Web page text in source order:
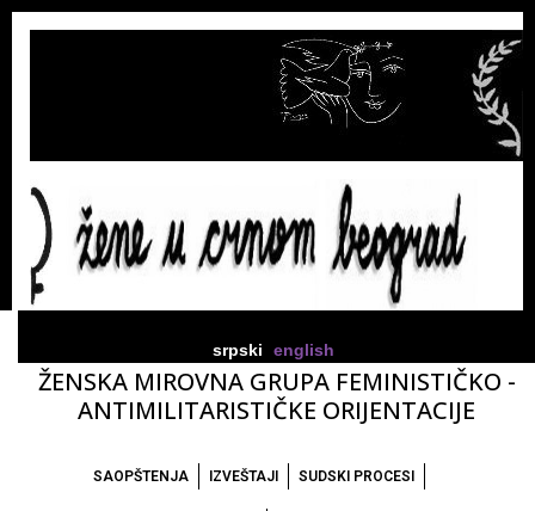
srpski english
ŽENSKA MIROVNA GRUPA FEMINISTIČKO -
ANTIMILITARISTIČKE ORIJENTACIJE
SAOPŠTENJA IZVEŠTAJI SUDSKI PROCESI